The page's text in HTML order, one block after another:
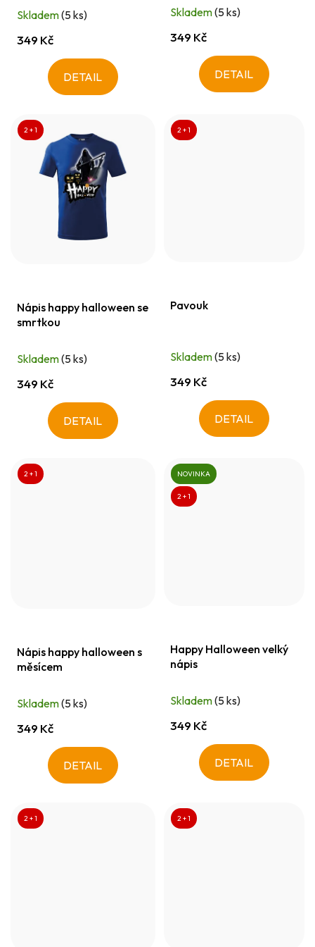
ů
Skladem(5 ks)
349 Kč
DETAIL
Skladem(5 ks)
349 Kč
DETAIL
2 + 1
Nápis happy halloween se
smrtkou
Skladem(5 ks)
349 Kč
DETAIL
2 + 1
Pavouk
Skladem(5 ks)
349 Kč
DETAIL
2 + 1
Nápis happy halloween s
měsícem
Skladem(5 ks)
349 Kč
DETAIL
NOVINKA
2 + 1
Happy Halloween velký
nápis
Skladem(5 ks)
349 Kč
DETAIL
2 + 1 2 + 1